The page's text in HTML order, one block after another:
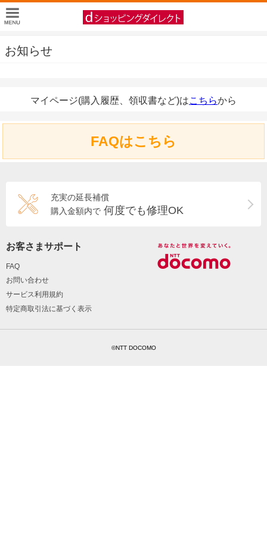
お知らせ
マイページ(購入履歴、領収書など)はこちらから
FAQはこちら
充実の延長補償
購入金額内で 何度でも修理OK
お客さまサポート
FAQ
お問い合わせ
サービス利用規約
特定商取引法に基づく表示
©NTT DOCOMO